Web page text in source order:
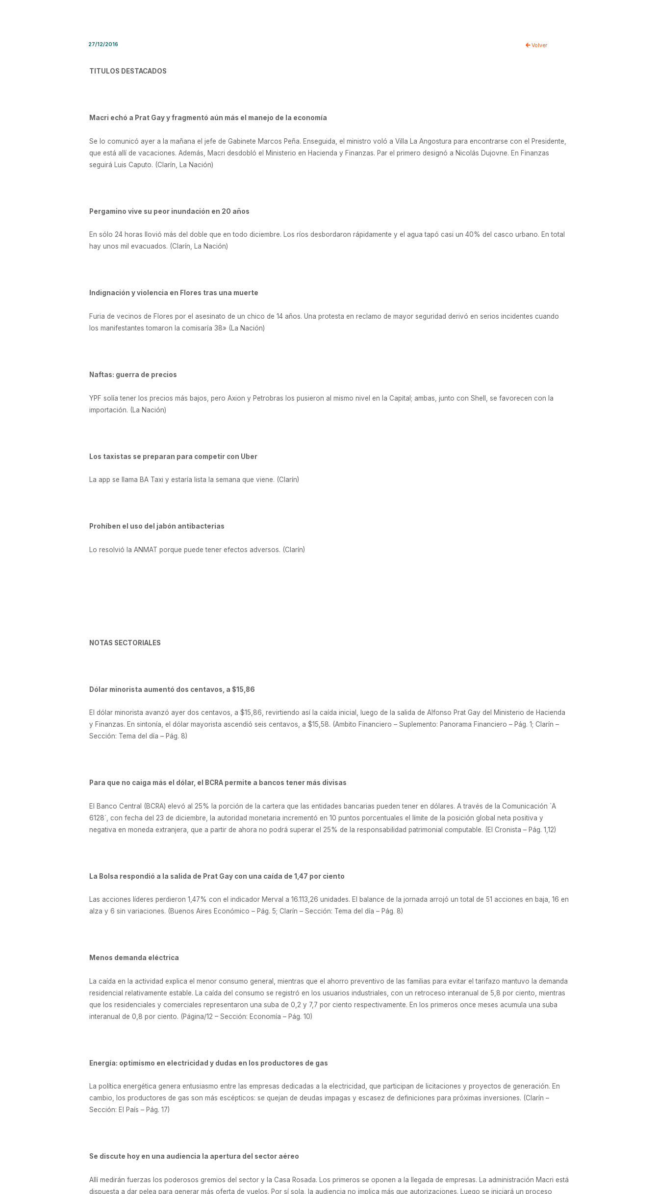
27/12/2016 Volver
TITULOS DESTACADOS
Macri echó a Prat Gay y fragmentó aún más el manejo de la economía
Se lo comunicó ayer a la mañana el jefe de Gabinete Marcos Peña. Enseguida, el ministro voló a Villa La Angostura para encontrarse con el Presidente,
que está allí de vacaciones. Además, Macri desdobló el Ministerio en Hacienda y Finanzas. Par el primero designó a Nicolás Dujovne. En Finanzas
seguirá Luis Caputo. (Clarín, La Nación)
Pergamino vive su peor inundación en 20 años
En sólo 24 horas llovió más del doble que en todo diciembre. Los ríos desbordaron rápidamente y el agua tapó casi un 40% del casco urbano. En total
hay unos mil evacuados. (Clarín, La Nación)
Indignación y violencia en Flores tras una muerte
Furia de vecinos de Flores por el asesinato de un chico de 14 años. Una protesta en reclamo de mayor seguridad derivó en serios incidentes cuando
los manifestantes tomaron la comisaría 38» (La Nación)
Naftas: guerra de precios
YPF solía tener los precios más bajos, pero Axion y Petrobras los pusieron al mismo nivel en la Capital; ambas, junto con Shell, se favorecen con la
importación. (La Nación)
Los taxistas se preparan para competir con Uber
La app se llama BA Taxi y estaría lista la semana que viene. (Clarín)
Prohíben el uso del jabón antibacterias
Lo resolvió la ANMAT porque puede tener efectos adversos. (Clarín)
NOTAS SECTORIALES
Dólar minorista aumentó dos centavos, a $15,86
El dólar minorista avanzó ayer dos centavos, a $15,86, revirtiendo así la caída inicial, luego de la salida de Alfonso Prat Gay del Ministerio de Hacienda
y Finanzas. En sintonía, el dólar mayorista ascendió seis centavos, a $15,58. (Ambito Financiero – Suplemento: Panorama Financiero – Pág. 1; Clarín –
Sección: Tema del día – Pág. 8)
Para que no caiga más el dólar, el BCRA permite a bancos tener más divisas
El Banco Central (BCRA) elevó al 25% la porción de la cartera que las entidades bancarias pueden tener en dólares. A través de la Comunicación `A
6128´, con fecha del 23 de diciembre, la autoridad monetaria incrementó en 10 puntos porcentuales el límite de la posición global neta positiva y
negativa en moneda extranjera, que a partir de ahora no podrá superar el 25% de la responsabilidad patrimonial computable. (El Cronista – Pág. 1,12)
La Bolsa respondió a la salida de Prat Gay con una caída de 1,47 por ciento
Las acciones líderes perdieron 1,47% con el indicador Merval a 16.113,26 unidades. El balance de la jornada arrojó un total de 51 acciones en baja, 16 en
alza y 6 sin variaciones. (Buenos Aires Económico – Pág. 5; Clarín – Sección: Tema del día – Pág. 8)
Menos demanda eléctrica
La caída en la actividad explica el menor consumo general, mientras que el ahorro preventivo de las familias para evitar el tarifazo mantuvo la demanda
residencial relativamente estable. La caída del consumo se registró en los usuarios industriales, con un retroceso interanual de 5,8 por ciento, mientras
que los residenciales y comerciales representaron una suba de 0,2 y 7,7 por ciento respectivamente. En los primeros once meses acumula una suba
interanual de 0,8 por ciento. (Página/12 – Sección: Economía – Pág. 10)
Energía: optimismo en electricidad y dudas en los productores de gas
La política energética genera entusiasmo entre las empresas dedicadas a la electricidad, que participan de licitaciones y proyectos de generación. En
cambio, los productores de gas son más escépticos: se quejan de deudas impagas y escasez de definiciones para próximas inversiones. (Clarín –
Sección: El País – Pág. 17)
Se discute hoy en una audiencia la apertura del sector aéreo
Allí medirán fuerzas los poderosos gremios del sector y la Casa Rosada. Los primeros se oponen a la llegada de empresas. La administración Macri está
dispuesta a dar pelea para generar más oferta de vuelos. Por sí sola, la audiencia no implica más que autorizaciones. Luego se iniciará un proceso